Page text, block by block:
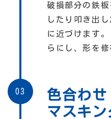
破損部分の鉄
したり叩き出
に近づけます
らにし、形を修
03
色合わせ
マスキ